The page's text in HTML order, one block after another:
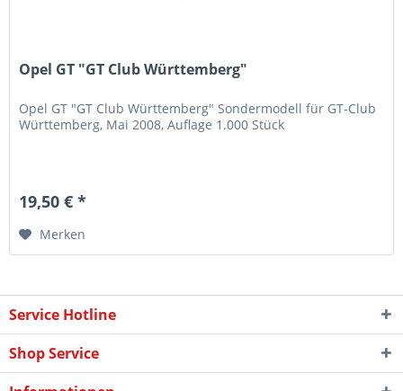
Opel GT "GT Club Württemberg"
Opel GT "GT Club Württemberg" Sondermodell für GT-Club
Württemberg, Mai 2008, Auflage 1.000 Stück
19,50 € *
Merken
Service Hotline
Shop Service